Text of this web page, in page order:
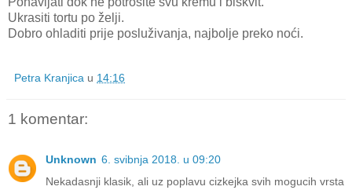
Ukrasiti tortu po želji.
Dobro ohladiti prije posluživanja, najbolje preko noći.
Petra Kranjica u 14:16
1 komentar:
Unknown 6. svibnja 2018. u 09:20
Nekadasnji klasik, ali uz poplavu cizkejka svih mogucih vrsta